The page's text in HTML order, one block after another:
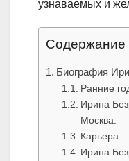
узнаваемых и
Содержание
Биография
Ранние
Ирина
Москва.
Карьера:
Ирина